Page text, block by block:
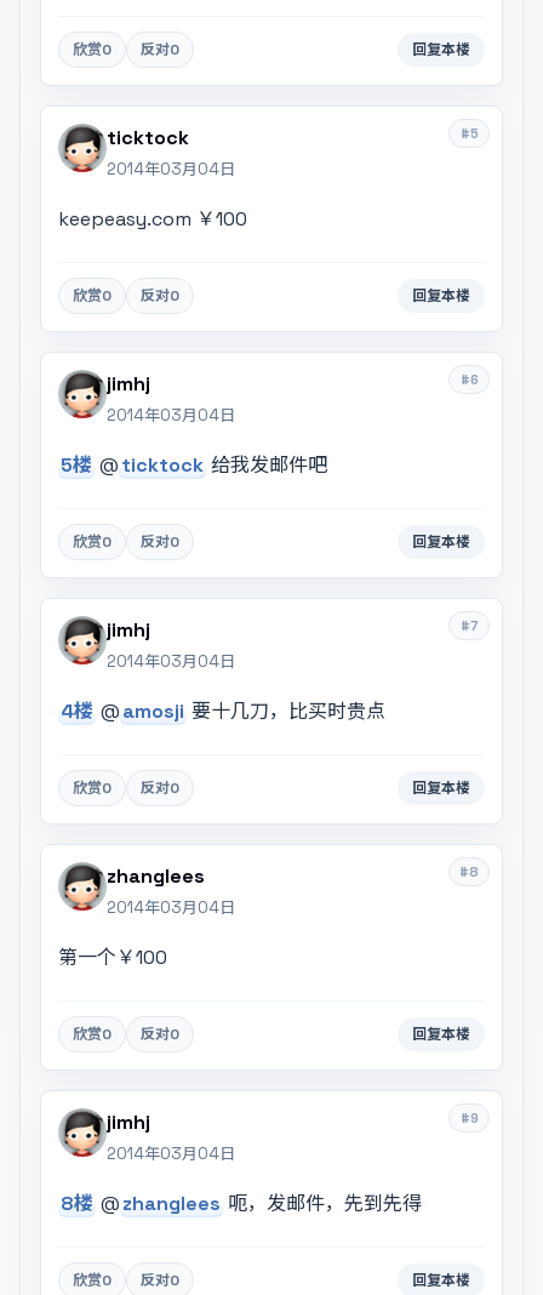
欣赏0 反对0 回复本楼
#5
ticktock
2014年03月04日
keepeasy.com ￥100
欣赏0 反对0 回复本楼
#6
jimhj
2014年03月04日
5楼 @ticktock 给我发邮件吧
欣赏0 反对0 回复本楼
#7
jimhj
2014年03月04日
4楼 @amosji 要十几刀，比买时贵点
欣赏0 反对0 回复本楼
#8
zhanglees
2014年03月04日
第一个￥100
欣赏0 反对0 回复本楼
#9
jimhj
2014年03月04日
8楼 @zhanglees 呃，发邮件，先到先得
欣赏0 反对0 回复本楼